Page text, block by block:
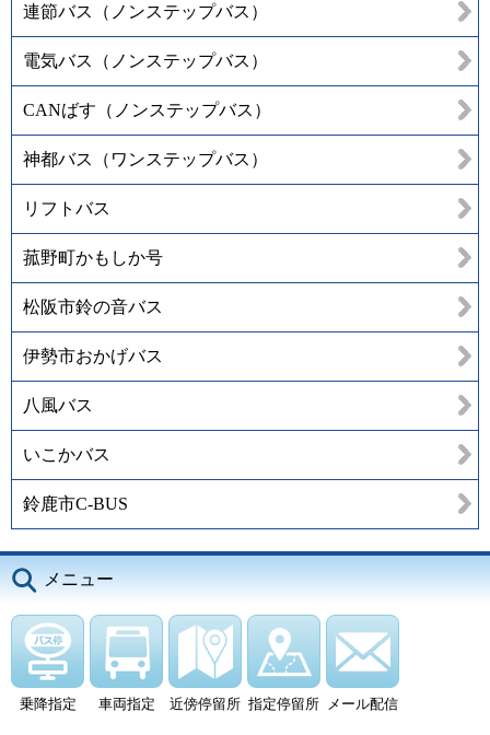
連節バス（ノンステップバス）
電気バス（ノンステップバス）
CANばす（ノンステップバス）
神都バス（ワンステップバス）
リフトバス
菰野町かもしか号
松阪市鈴の音バス
伊勢市おかげバス
八風バス
いこかバス
鈴鹿市C-BUS
メニュー
乗降指定 車両指定 近傍停留所 指定停留所 メール配信